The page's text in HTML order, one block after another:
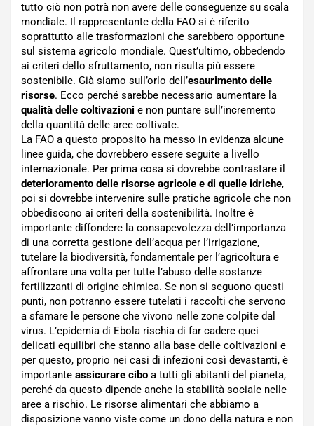
tutto ciò non potrà non avere delle conseguenze su scala
mondiale. Il rappresentante della FAO si è riferito
soprattutto alle trasformazioni che sarebbero opportune
sul sistema agricolo mondiale. Quest’ultimo, obbedendo
ai criteri dello sfruttamento, non risulta più essere
sostenibile. Già siamo sull’orlo dell’esaurimento delle
risorse. Ecco perché sarebbe necessario aumentare la
qualità delle coltivazioni e non puntare sull’incremento
della quantità delle aree coltivate.
La FAO a questo proposito ha messo in evidenza alcune
linee guida, che dovrebbero essere seguite a livello
internazionale. Per prima cosa si dovrebbe contrastare il
deterioramento delle risorse agricole e di quelle idriche,
poi si dovrebbe intervenire sulle pratiche agricole che non
obbediscono ai criteri della sostenibilità. Inoltre è
importante diffondere la consapevolezza dell’importanza
di una corretta gestione dell’acqua per l’irrigazione,
tutelare la biodiversità, fondamentale per l’agricoltura e
affrontare una volta per tutte l’abuso delle sostanze
fertilizzanti di origine chimica. Se non si seguono questi
punti, non potranno essere tutelati i raccolti che servono
a sfamare le persone che vivono nelle zone colpite dal
virus. L’epidemia di Ebola rischia di far cadere quei
delicati equilibri che stanno alla base delle coltivazioni e
per questo, proprio nei casi di infezioni così devastanti, è
importante assicurare cibo a tutti gli abitanti del pianeta,
perché da questo dipende anche la stabilità sociale nelle
aree a rischio. Le risorse alimentari che abbiamo a
disposizione vanno viste come un dono della natura e non